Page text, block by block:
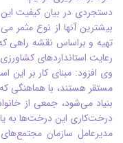
دستجردی در بیان کیفیت
بیشترین آنها از نوع مثمر
تهیه و براساس نقشه راهی
رعایت استانداردهای
وی افزود: مبنای کار بر
مستقر هستند، با هماهنگی که
بنیاد می‌شود، جمعی از
درخت‌کاری این درخت‌ها به
مدیرعامل سازمان